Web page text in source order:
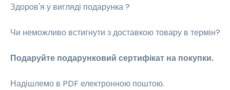
Здоров'я у вигляді подарунка ?
Чи неможливо встигнути з доставкою товару в термін?
Подаруйте подарунковий сертифікат на покупки.
Надішлемо в PDF електронною поштою.